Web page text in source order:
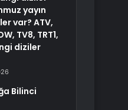
yayın
var? ATV,
TV8, TRT1,
diziler
Bilinci